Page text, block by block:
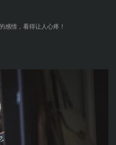
感情，看得让人心疼！